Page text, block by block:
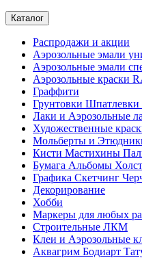
Каталог
Распродажи и акции
Аэрозольные эмали
Аэрозольные эмали
Аэрозольные краски
Граффити
Грунтовки
Лаки и Аэрозольные
Художественные
Мольберты и
Кисти Мастихины
Бумага Альбомы
Графика Скетчинг
Декорирование
Хобби
Маркеры для любых
Строительные ЛКМ
Клеи и Аэрозольные
Аквагрим Бодиарт